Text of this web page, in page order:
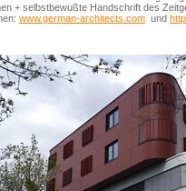
+ selbstbewußte Handschrift des
www.german-architects.com und